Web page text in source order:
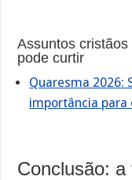
Assuntos
pode curtir
Quaresma 2026:
importância para
Conclusão: